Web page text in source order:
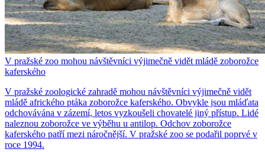
V pražské zoo mohou návštěvníci výjimečně vidět mládě zoborožce
kaferského
V pražské zoologické zahradě mohou návštěvníci výjimečně vidět
mládě afrického ptáka zoborožce kaferského. Obvykle jsou mláďata
odchovávána v zázemí, letos vyzkoušeli chovatelé jiný přístup. Lidé
naleznou zoborožce ve výběhu u antilop. Odchov zoborožce
kaferského patří mezi náročnější. V pražské zoo se podařil poprvé v
roce 1994.